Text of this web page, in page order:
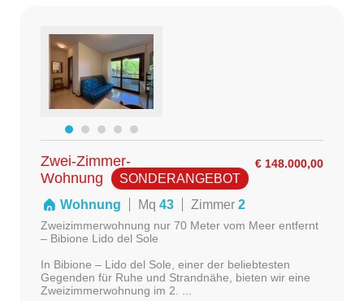
€ 148.000,00
Zwei-Zimmer-
Wohnung
SONDERANGEBOT
Wohnung
Mq 43 Zimmer 2
Zweizimmerwohnung nur 70 Meter vom Meer entfernt
– Bibione Lido del Sole
In Bibione – Lido del Sole, einer der beliebtesten
Gegenden für Ruhe und Strandnähe, bieten wir eine
Zweizimmerwohnung im 2. ...